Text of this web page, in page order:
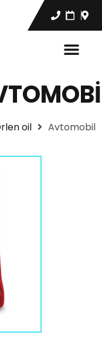
oil Avtomobil